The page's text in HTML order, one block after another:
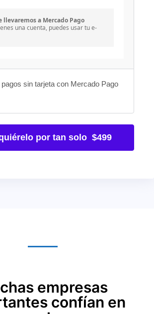
llevaremos a Mercado Pago
una cuenta, puedes usar tu e-
sin tarjeta con Mercado Pago
por tan solo $499
empresas
confían en